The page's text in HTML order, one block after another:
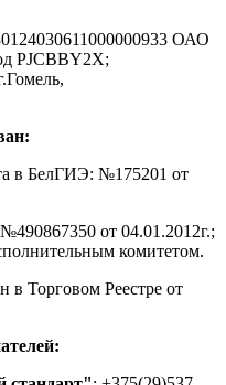
ОАО
PJCBBY2X;
в БелГИЭ: №175201 от
от 04.01.2012г.;
комитетом.
в Торговом Реестре от